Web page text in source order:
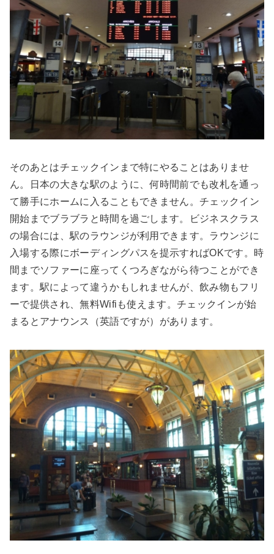
そのあとはチェックインまで特にやることはありませ
ん。日本の大きな駅のように、何時間前でも改札を通っ
て勝手にホームに入ることもできません。チェックイン
開始までブラブラと時間を過ごします。ビジネスクラス
の場合には、駅のラウンジが利用できます。ラウンジに
入場する際にボーディングパスを提示すればOKです。時
間までソファーに座ってくつろぎながら待つことができ
ます。駅によって違うかもしれませんが、飲み物もフリ
ーで提供され、無料Wifiも使えます。チェックインが始
まるとアナウンス（英語ですが）があります。